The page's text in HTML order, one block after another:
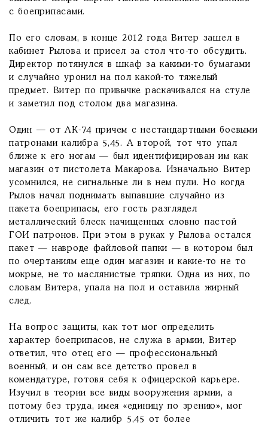
с боеприпасами.
По его словам, в конце 2012 года Витер зашел в
кабинет Рылова и присел за стол что-то обсудить.
Директор потянулся в шкаф за какими-то бумагами
и случайно уронил на пол какой-то тяжелый
предмет. Витер по привычке раскачивался на стуле
и заметил под столом два магазина.
Один — от АК-74 причем с нестандартными боевыми
патронами калибра 5,45. А второй, тот что упал
ближе к его ногам — был идентифицирован им как
магазин от пистолета Макарова. Изначально Витер
усомнился, не сигнальные ли в нем пули. Но когда
Рылов начал поднимать выпавшие случайно из
пакета боеприпасы, его гость разглядел
металлический блеск начищенных словно пастой
ГОИ патронов. При этом в руках у Рылова остался
пакет — навроде файловой папки — в котором был
по очертаниям еще один магазин и какие-то не то
мокрые, не то маслянистые тряпки. Одна из них, по
словам Витера, упала на пол и оставила жирный
след.
На вопрос защиты, как тот мог определить
характер боеприпасов, не служа в армии, Витер
ответил, что отец его — профессиональный
военный, и он сам все детство провел в
комендатуре, готовя себя к офицерской карьере.
Изучил в теории все виды вооружения армии, а
потому без труда, имея «единицу по зрению», мог
отличить тот же калибр 5,45 от более